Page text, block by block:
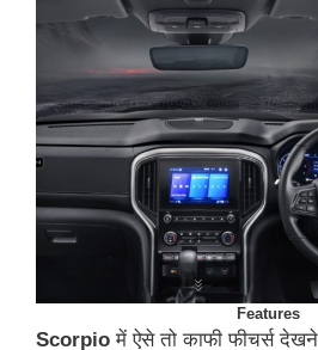
Features
Scorpio में ऐसे तो काफी फीचर्स